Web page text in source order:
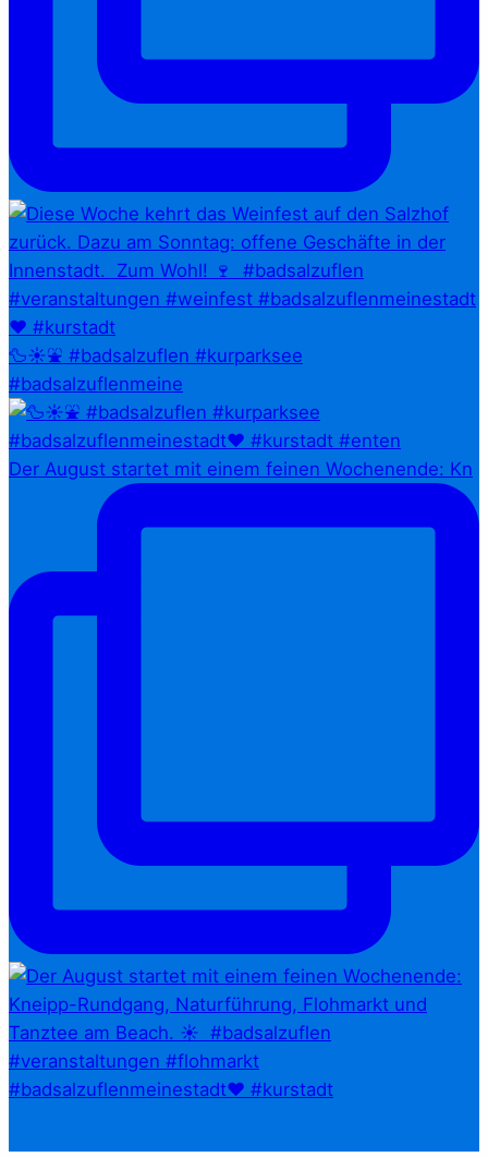
🦆☀️⛲ #badsalzuflen #kurparksee
#badsalzuflenmeine
Der August startet mit einem feinen Wochenende: Kn